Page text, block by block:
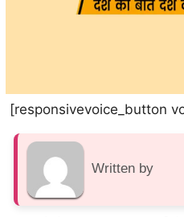
[responsivevoice_button
Written by